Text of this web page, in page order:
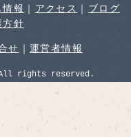
報 ｜ アクセス ｜ ブログ
方針
せ ｜ 運営者情報
All rights reserved.